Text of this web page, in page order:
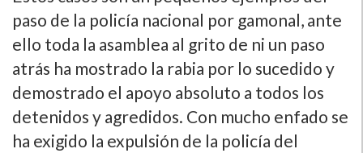
paso de la policí­a nacional por gamonal, ante
ello toda la asamblea al grito de ni un paso
atrás ha mostrado la rabia por lo sucedido y
demostrado el apoyo absoluto a todos los
detenidos y agredidos. Con mucho enfado se
ha exigido la expulsión de la policí­a del